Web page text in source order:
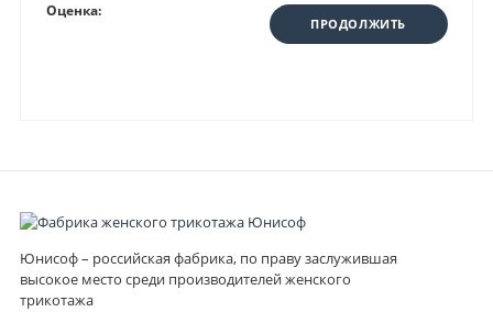
Оценка:
ПРОДОЛЖИТЬ
Юнисоф – российская фабрика, по праву заслужившая
высокое место среди производителей женского
трикотажа